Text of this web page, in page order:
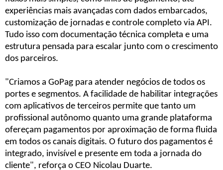
experiências mais avançadas com dados embarcados,
customização de jornadas e controle completo via API.
Tudo isso com documentação técnica completa e uma
estrutura pensada para escalar junto com o crescimento
dos parceiros.
"Criamos a GoPag para atender negócios de todos os
portes e segmentos. A facilidade de habilitar integrações
com aplicativos de terceiros permite que tanto um
profissional autônomo quanto uma grande plataforma
ofereçam pagamentos por aproximação de forma fluida
em todos os canais digitais. O futuro dos pagamentos é
integrado, invisível e presente em toda a jornada do
cliente", reforça o CEO Nicolau Duarte.